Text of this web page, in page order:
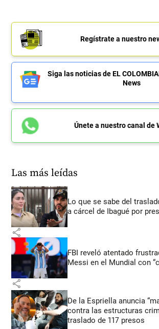
Regístrate a nuestro
Siga las noticias de EL
News
Únete a nuestro canal de
Las más leídas
Lo que se sabe del
a cárcel de Ibagué por
share
FBI reveló atentado
Messi en el Mundial con
share
De la Espriella anuncia
contra las estructuras
traslado de 117 presos